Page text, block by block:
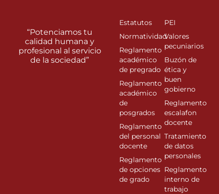
“Potenciamos tu
calidad humana y
profesional al servicio
de la sociedad”
Estatutos
Normatividad
Reglamento
académico
de pregrado
Reglamento
académico
de
posgrados
Reglamento
del personal
docente
Reglamento
de opciones
de grado
PEI
Valores
pecuniarios
Buzón de
ética y
buen
gobierno
Reglamento
escalafon
docente
Tratamiento
de datos
personales
Reglamento
interno de
trabajo